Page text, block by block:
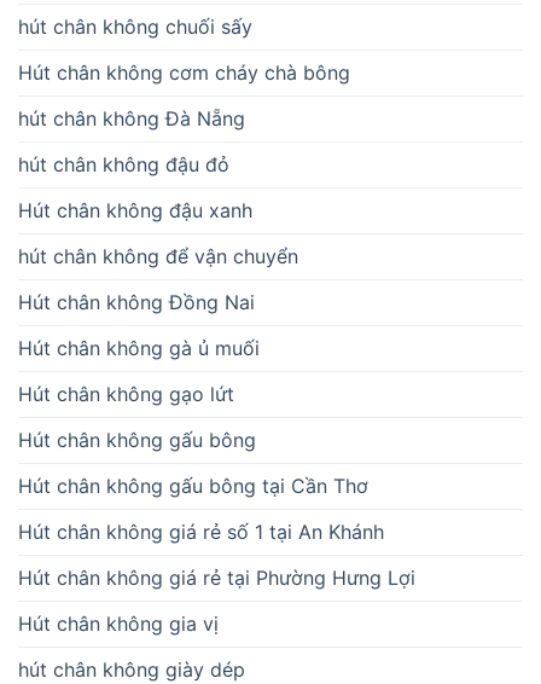
hút chân không chuối sấy
Hút chân không cơm cháy chà bông
hút chân không Đà Nẵng
hút chân không đậu đỏ
Hút chân không đậu xanh
hút chân không để vận chuyển
Hút chân không Đồng Nai
Hút chân không gà ủ muối
Hút chân không gạo lứt
Hút chân không gấu bông
Hút chân không gấu bông tại Cần Thơ
Hút chân không giá rẻ số 1 tại An Khánh
Hút chân không giá rẻ tại Phường Hưng Lợi
Hút chân không gia vị
hút chân không giày dép